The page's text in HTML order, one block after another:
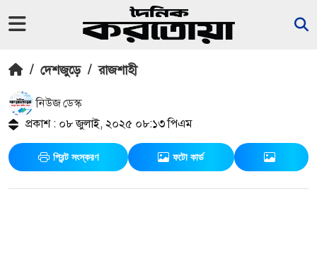
/ দেশজুড়ে / রাজশাহী
নিউজ ডেস্ক
প্রকাশ : ০৮ জুলাই, ২০২৫ ০৮:১৩ পিএম
প্রিন্ট সংস্করণ ফটো কার্ড